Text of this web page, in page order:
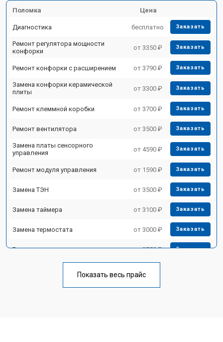
Поломка Цена
Диагностика бесплатно Заказать
Ремонт регулятора мощности
конфорки
от 3350 ₽ Заказать
Ремонт конфорки с расширением от 3790 ₽ Заказать
Замена конфорки керамической
плиты
от 3300 ₽ Заказать
Ремонт клеммной коробки от 3700 ₽ Заказать
Ремонт вентилятора от 3500 ₽ Заказать
Замена платы сенсорного
управления
от 4590 ₽ Заказать
Ремонт модуля управления от 1590 ₽ Заказать
Замена ТЭН от 3500 ₽ Заказать
Замена таймера от 3100 ₽ Заказать
Замена термостата от 3000 ₽ Заказать
Ремонт электропроводки от 2750 ₽ Заказать
Ремонт чугунной конфорки от 2600 ₽
Показать весь прайс